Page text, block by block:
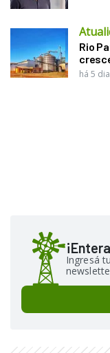
Rio
há 5
Ingresá